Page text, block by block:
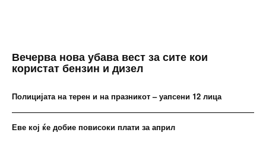
Вечерва нова убава вест за сите кои
користат бензин и дизел
Полицијата на терен и на празникот – уапсени 12 лица
Еве кој ќе добие повисоки плати за април